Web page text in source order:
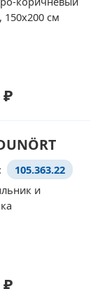
150x200 см
₽
105.363.22
и